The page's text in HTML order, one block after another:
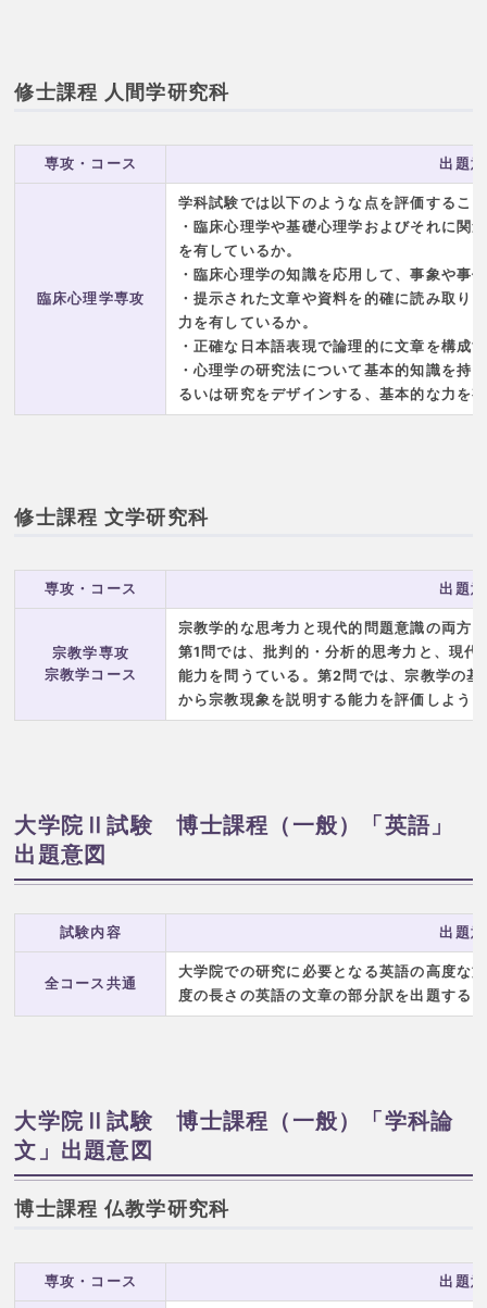
修士課程 人間学研究科
専攻・コース 出題
臨床心理学専攻
学科試験では以下のような点を評価するこ
・臨床心理学や基礎心理学およびそれに関
を有しているか。
・臨床心理学の知識を応用して、事象や事
・提示された文章や資料を的確に読み取り
力を有しているか。
・正確な日本語表現で論理的に文章を構成
・心理学の研究法について基本的知識を持
るいは研究をデザインする、基本的な力を
修士課程 文学研究科
専攻・コース 出題
宗教学専攻
宗教学コース
宗教学的な思考力と現代的問題意識の両方
第1問では、批判的・分析的思考力と、現
能力を問うている。第2問では、宗教学の
から宗教現象を説明する能力を評価しよう
大学院Ⅱ試験 博士課程（一般）「英語」
出題意図
試験内容 出題
全コース共通
大学院での研究に必要となる英語の高度な
度の長さの英語の文章の部分訳を出題する。
大学院Ⅱ試験 博士課程（一般）「学科論
文」出題意図
博士課程 仏教学研究科
専攻・コース 出題